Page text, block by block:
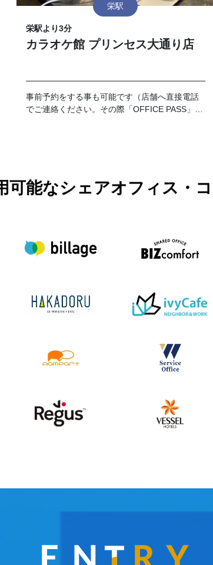
栄駅
栄駅より3分
カラオケ館 プリンセス大通り店
事前予約をする事も可能です（店舗へ直接電話
でご連絡ください。その際「OFFICE PASS」事
願い致します。
可能なシェアオフィス・